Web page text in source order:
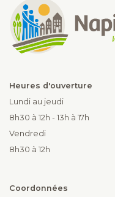
Heures d'ouverture
Lundi au jeudi
8h30 à 12h - 13h à 17h
Vendredi
8h30 à 12h
Coordonnées